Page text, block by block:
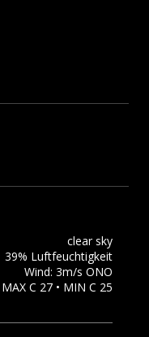
clear sky
39% Luftfeuchtigkeit
Wind: 3m/s ONO
MAX C 27 • MIN C 25